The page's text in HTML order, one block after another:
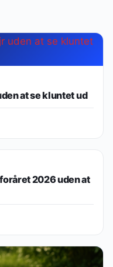
at se kluntet ud
2026 uden at